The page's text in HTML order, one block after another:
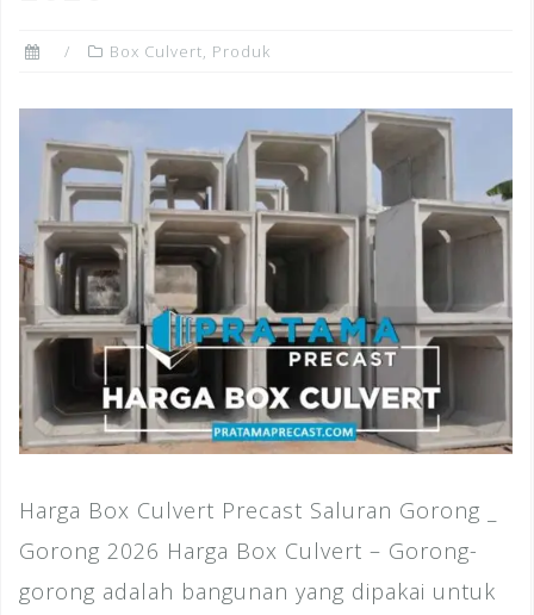
Box Culvert, Produk
Harga Box Culvert Precast Saluran Gorong _
Gorong 2026 Harga Box Culvert – Gorong-
gorong adalah bangunan yang dipakai untuk